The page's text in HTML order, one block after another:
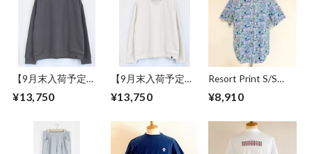
【9月末入荷予定】
Over Size Knit Cut &
Sewn Charcoal
¥13,750
【9月末入荷予定】
Over Size Knit Cut &
Sewn Off White
¥13,750
Resort Print S/S
Shirts Green
¥8,910